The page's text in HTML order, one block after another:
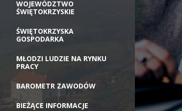
WOJEWÓDZTWO
ŚWIĘTOKRZYSKIE
ŚWIĘTOKRZYSKA
GOSPODARKA
MŁODZI LUDZIE NA RYNKU
PRACY
BAROMETR ZAWODÓW
BIEŻĄCE INFORMACJE